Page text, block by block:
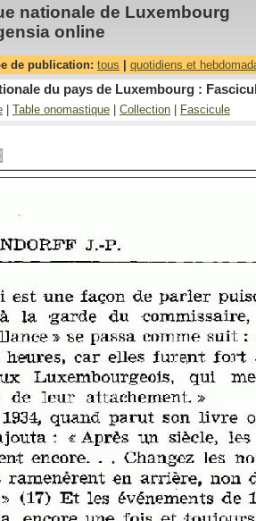
nationale de Luxembourg
online
de publication: tous quotidiens et
du pays de Luxembourg :
Table onomastique Collection Fascicule